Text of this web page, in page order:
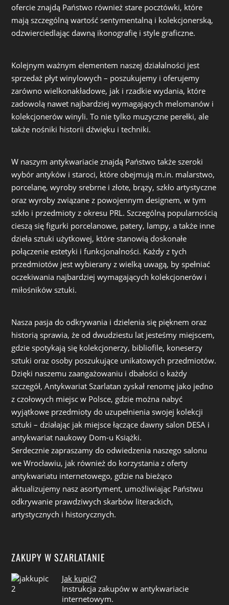
ofercie znajdą Państwo również stare pocztówki, które
mają szczególną wartość sentymentalną i kolekcjonerską,
odzwierciedlając dawną ikonografię i style graficzne.
Kolejnym ważnym elementem naszej działalności jest
sprzedaż płyt winylowych – poszukujemy i oferujemy
zarówno wielkonakładowe, jak i rzadkie wydania, które
zadowolą nawet najbardziej wymagających melomanów i
kolekcjonerów winyli. To nie tylko muzyczne perełki, ale
także nośniki historii dźwięku i techniki.
W naszym antykwariacie znajdą Państwo także szeroki
wybór antyków i staroci, które obejmują m.in. malarstwo,
porcelanę, wyroby srebrne i złote, brązy, szkło artystyczne
oraz wyroby związane z powojennym designem, w tym
szkło i przedmioty z okresu PRL. Szczególną popularnością
cieszą się figurki porcelanowe, patery, lampy, a także inne
dzieła sztuki użytkowej, które stanowią doskonałe
połączenie estetyki i funkcjonalności. Każdy z tych
przedmiotów jest wybierany z wielką uwagą, by spełniać
oczekiwania najbardziej wymagających kolekcjonerów i
miłośników sztuki.
Nasza pasja do odkrywania i dzielenia się pięknem oraz
historią sprawia, że od dwudziestu lat jesteśmy miejscem,
gdzie spotykają się kolekcjonerzy, bibliofile, koneserzy
sztuki oraz osoby poszukujące unikatowych przedmiotów.
Dzięki naszemu zaangażowaniu i dbałości o każdy
szczegół, Antykwariat Szarlatan zyskał renomę jako jedno
z czołowych miejsc w Polsce, gdzie można nabyć
wyjątkowe przedmioty do uzupełnienia swojej kolekcji
sztuki – działając jak miejsce łączące dawny salon DESA i
antykwariat naukowy Dom-u Książki.
Serdecznie zapraszamy do odwiedzenia naszego salonu
we Wrocławiu, jak również do korzystania z oferty
antykwariatu internetowego, gdzie na bieżąco
aktualizujemy nasz asortyment, umożliwiając Państwu
odkrywanie prawdziwych skarbów literackich,
artystycznych i historycznych.
ZAKUPY W SZARLATANIE
Jak kupić?
Instrukcja zakupów w antykwariacie
internetowym.